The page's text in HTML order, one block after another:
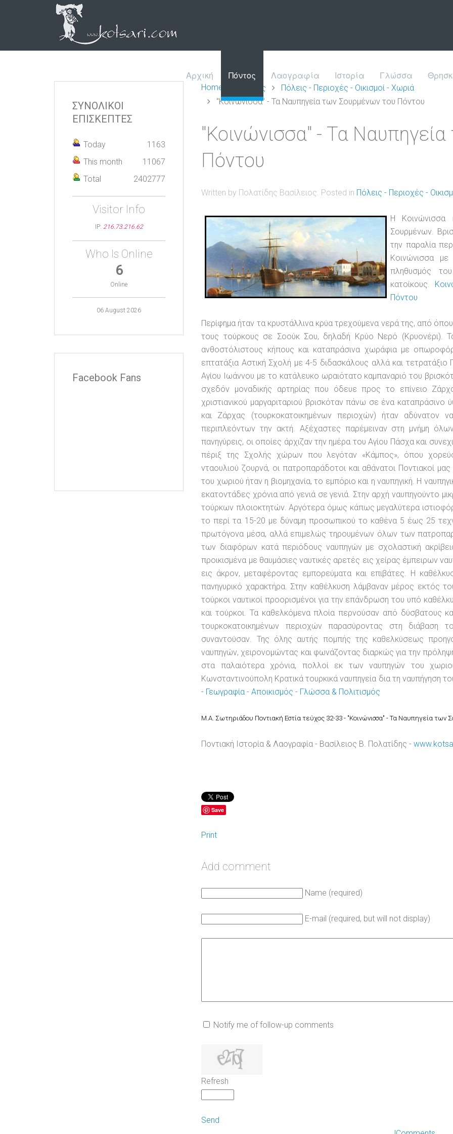
Αρχική Πόντος Λαογραφία Ιστορία Γλώσσα
Home Πόντος
Πόλεις - Περιοχές - Οικισμοί - Χωριά
"Κοινώνισσα" - Τα Ναυπηγεία των Σουρμένων του Πόντου
"Κοινώνισσα" - Τα
Πόντου
Written by Πολατίδης Βασίλειος. Posted in Πόλεις - Περιοχές -
Η
Σουρμένων.
την παραλία
Κοινώνισσα με
πληθυσμός
κατοίκους.
Πόντου
Περίφημα ήταν τα κρυστάλλινα κρύα τρεχούμενα νερά της, από
τους τούρκους σε Σοούκ Σου, δηλαδή Κρύο Νερό (Κρυονέρι).
ανθοστόλιστους κήπους και καταπράσινα χωράφια με
επτατάξια Αστική Σχολή με 4-5 διδασκάλους αλλά και
Αγίου Ιωάννου με το κατάλευκο ωραιότατο καμπαναριό του
σχεδόν μοναδικής αρτηρίας που όδευε προς το επίνειο
χριστιανικού μαργαριταριού βρισκόταν πάνω σε ένα
και Ζάρχας (τουρκοκατοικημένων περιοχών) ήταν
περιπλεόντων την ακτή. Αξέχαστες παρέμειναν στη μνήμη
πανηγύρεις, οι οποίες άρχιζαν την ημέρα του Αγίου Πάσχα και
πέριξ της Σχολής χώρων που λεγόταν «Κάμπος», όπου
νταουλιού ζουρνά, οι πατροπαράδοτοι και αθάνατοι Ποντιακοί
του χωριού ήταν η βιομηχανία, το εμπόριο και η ναυπηγική. Η
εκατοντάδες χρόνια από γενιά σε γενιά. Στην αρχή ναυπηγούντο
τούρκων πλοιοκτητών. Αργότερα όμως κάπως μεγαλύτερα
το περί τα 15-20 με δύναμη προσωπικού το καθένα 5 έως 25
πρωτόγονα μέσα, αλλά επιμελώς τηρουμένων όλων των
των διαφόρων κατά περιόδους ναυπηγών με σχολαστική
προικισμένα με θαυμάσιες ναυτικές αρετές εις χείρας έμπειρων
εις άκρον, μεταφέροντας εμπορεύματα και επιβάτες. Η
πανηγυρικό χαρακτήρα. Στην καθέλκυση λάμβαναν μέρος εκτός
τούρκοι ναυτικοί προορισμένοι για την επάνδρωση του υπό
και τούρκοι. Τα καθελκόμενα πλοία περνούσαν από δύσβατους
τουρκοκατοικημένων περιοχών παρασύροντας στη διάβαση
συναντούσαν. Της όλης αυτής πομπής της καθελκύσεως
ναυπηγών, χειρονομώντας και φωνάζοντας διαρκώς για την
στα παλαιότερα χρόνια, πολλοί εκ των ναυπηγών του
Κωνσταντινούπολη Κρατικά τουρκικά ναυπηγεία δια τη ναυπήγηση
- Γεωγραφία - Αποικισμός - Γλώσσα & Πολιτισμός
Μ.Α. Σωτηριάδου Ποντιακή Εστία τεύχος 32-33 - "Κοινώνισσα" - Τα Ναυπηγεία των
Ποντιακή Ιστορία & Λαογραφία - Βασίλειος Β. Πολατίδης -
Save
Print
Add comment
Name (required)
E-mail (required, but will not display)
Notify me of follow-up comments
Refresh
Send
ΣΥΝΟΛΙΚΟΙ
ΕΠΙΣΚΕΠΤΕΣ
Today
1163
This month
11067
Total
2402777
Visitor Info
IP: 216.73.216.62
Who Is Online
6
Online
06 August 2026
Facebook Fans